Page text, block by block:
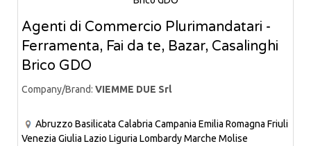
Agenti di Commercio Plurimandatari -
Ferramenta, Fai da te, Bazar, Casalinghi
Brico GDO
Company/Brand: VIEMME DUE Srl
Abruzzo Basilicata Calabria Campania Emilia Romagna Friuli
Venezia Giulia Lazio Liguria LombardyMarche Molise